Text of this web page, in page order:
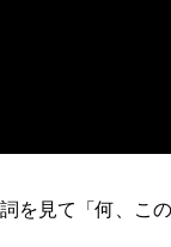
を見て「何、こ